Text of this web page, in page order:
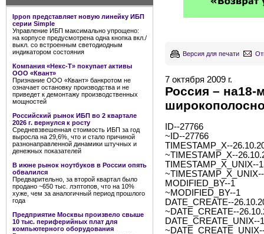
Ippon представляет новую линейку ИБП
серии Simple
Управление ИБП максимально упрощено:
на корпусе предусмотрена одна кнопка вкл./
выкл. со встроенным светодиодным
индикатором состояния
Компания «Некс-Т» покупает активы
ООО «Квант»
Признание ООО «Квант» банкротом не
означает остановку производства и не
приведет к демонтажу производственных
мощностей
Российский рынок ИБП во 2 квартале
2026 г. вернулся к росту
Средневзвешенная стоимость ИБП за год
выросла на 29,6%, что и стало причиной
разнонаправленной динамики штучных и
денежных показателей
В июне рынок ноутбуков в России опять
обвалился
Предварительно, за второй квартал было
продано ~650 тыс. лэптопов, что на 10%
хуже, чем за аналогичный период прошлого
года
Предприятие Москвы произвело свыше
10 тыс. периферийных плат для
компьютерного оборудования
Версия для печати
7 октября 2009 г.
Россия – на18-
ID--27766
~ID--27766
TIMESTAMP_X--
~TIMESTAMP_X--
TIMESTAMP_X_UNIX--
MODIFIED_BY--1
~MODIFIED_BY--1
DATE_CREATE--
~DATE_CREATE--
DATE_CREATE_UNIX--